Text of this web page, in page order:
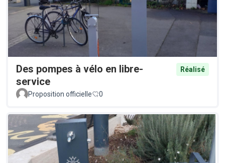
Des pompes à vélo en libre-
service
Réalisé
Proposition officielle 0